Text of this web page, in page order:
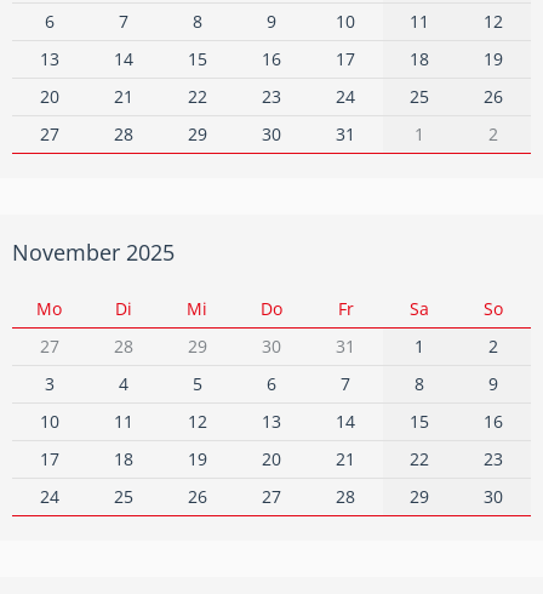
6
7 8 9 10 11
12
13
14 15 16 17 18
19
20
21 22 23 24 25
26
27
28 29 30 31 1 2
November 2025
Mo Di Mi Do Fr Sa
So
27
28 29 30 31 1
2
3
4 5 6 7 8
9
10
11 12 13 14 15
16
17
18 19 20 21 22
23
24
25 26 27 28 29 30